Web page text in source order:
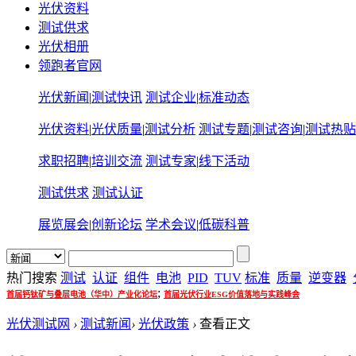
光伏资料
测试供求
光伏相册
领跑者官网
光伏新闻 |测试快讯 测试企业|标准动态
光伏资料|光伏质量|测试分析 测试专题|测试咨询|测试热贴
求职招聘|培训交流 测试专家|线下活动
测试供求 测试认证
展览展会|创新论坛 学术会议|低碳科普
热门搜索 测试 认证 组件 电池 PID TUV 标准 质量 逆变器
首届钙钛矿与叠层电池（华中）产业化论坛; 首届光伏行业ESG价值落地与实践峰会
光伏测试网 › 测试新闻 › 光伏政策 › 查看正文